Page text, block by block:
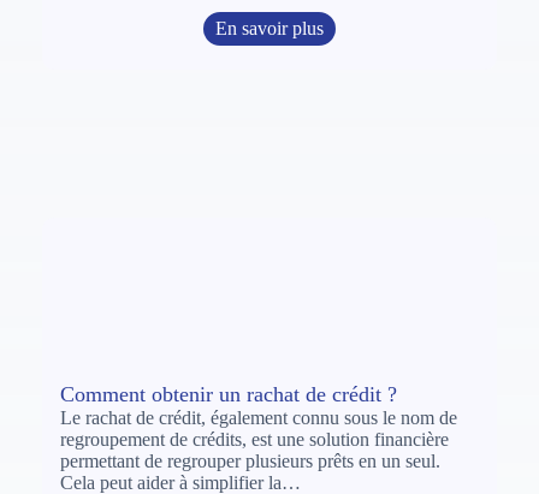
En savoir plus
Comment obtenir un rachat de crédit ?
Le rachat de crédit, également connu sous le nom de
regroupement de crédits, est une solution financière
permettant de regrouper plusieurs prêts en un seul.
Cela peut aider à simplifier la…